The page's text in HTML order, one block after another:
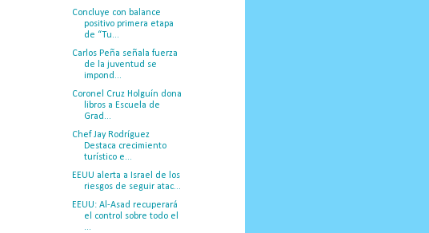
Concluye con balance
positivo primera etapa
de “Tu...
Carlos Peña señala fuerza
de la juventud se
impond...
Coronel Cruz Holguín dona
libros a Escuela de
Grad...
Chef Jay Rodríguez
Destaca crecimiento
turístico e...
EEUU alerta a Israel de los
riesgos de seguir atac...
EEUU: Al-Asad recuperará
el control sobre todo el
...